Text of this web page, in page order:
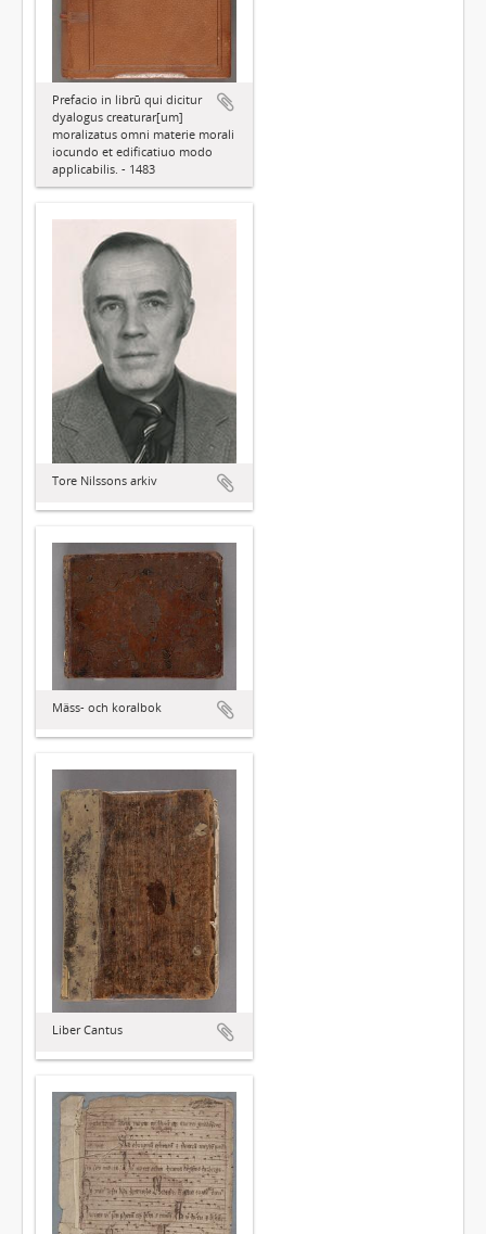
Prefacio in librū qui dicitur
dyalogus creaturar[um]
moralizatus omni materie morali
iocundo et edificatiuo modo
applicabilis. - 1483
Tore Nilssons arkiv
Mäss- och koralbok
Liber Cantus